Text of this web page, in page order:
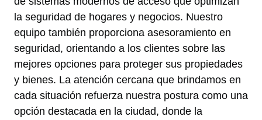
la seguridad de hogares y negocios. Nuestro
equipo también proporciona asesoramiento en
seguridad, orientando a los clientes sobre las
mejores opciones para proteger sus propiedades
y bienes. La atención cercana que brindamos en
cada situación refuerza nuestra postura como una
opción destacada en la ciudad, donde la